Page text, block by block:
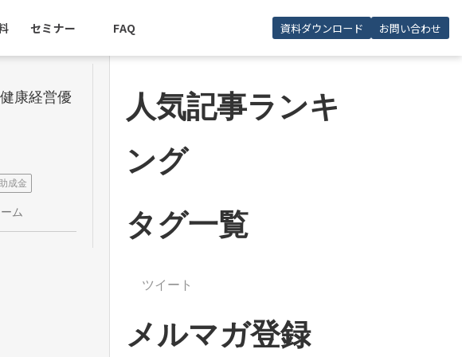
セミナー FAQ 資料ダウンロード お問い合わせ
康経営優
成金
ム
人気記事ランキ
ング
タグ一覧
ツイート
メルマガ登録